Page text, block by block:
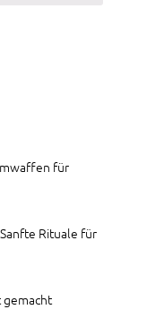
für
Rituale für
gemacht